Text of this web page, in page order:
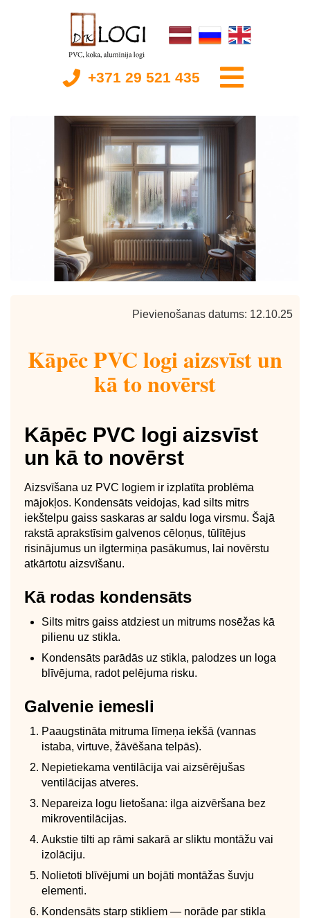
+371 29 521 435
Pievienošanas datums: 12.10.25
Kāpēc PVC logi aizsvīst un
kā to novērst
Kāpēc PVC logi aizsvīst
un kā to novērst
Aizsvīšana uz PVC logiem ir izplatīta problēma
mājokļos. Kondensāts veidojas, kad silts mitrs
iekštelpu gaiss saskaras ar saldu loga virsmu. Šajā
rakstā aprakstīsim galvenos cēloņus, tūlītējus
risinājumus un ilgtermiņa pasākumus, lai novērstu
atkārtotu aizsvīšanu.
Kā rodas kondensāts
Silts mitrs gaiss atdziest un mitrums nosēžas kā
pilienu uz stikla.
Kondensāts parādās uz stikla, palodzes un loga
blīvējuma, radot pelējuma risku.
Galvenie iemesli
Paaugstināta mitruma līmeņa iekšā (vannas
istaba, virtuve, žāvēšana telpās).
Nepietiekama ventilācija vai aizsērējušas
ventilācijas atveres.
Nepareiza logu lietošana: ilga aizvēršana bez
mikroventilācijas.
Aukstie tilti ap rāmi sakarā ar sliktu montāžu vai
izolāciju.
Nolietoti blīvējumi un bojāti montāžas šuvju
elementi.
Kondensāts starp stikliem — norāde par stikla